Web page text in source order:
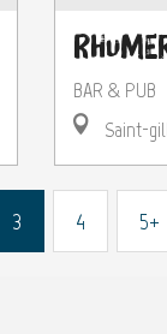
BAR & PUB
Saint-
3 4 5+